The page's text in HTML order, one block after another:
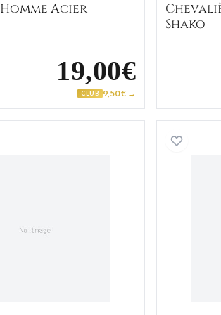
Acier
19,00€
CLUB 9,50 € →
Shako
Chevalière Homme Or Aldolphe